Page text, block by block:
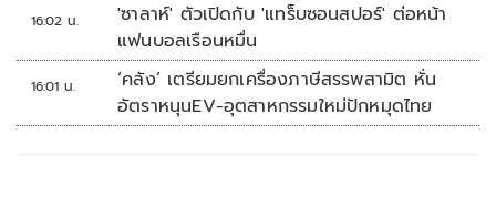
16:02 น.
'ซาลาห์' ตัวเปิดกับ 'แทร็บซอนสปอร์' ต่อหน้า
แฟนบอลเรือนหมื่น
16:01 น.
‘คลัง’ เตรียมยกเครื่องภาษีสรรพสามิต หั่น
อัตราหนุนEV-อุตสาหกรรมใหม่ปักหมุดไทย